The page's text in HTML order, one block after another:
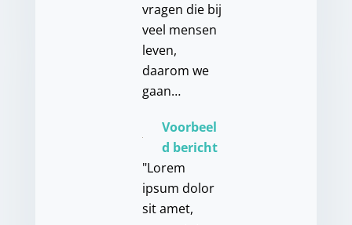
vragen die bij
veel mensen
leven,
daarom we
gaan…
Voorbeel
d bericht
"Lorem
ipsum dolor
sit amet,